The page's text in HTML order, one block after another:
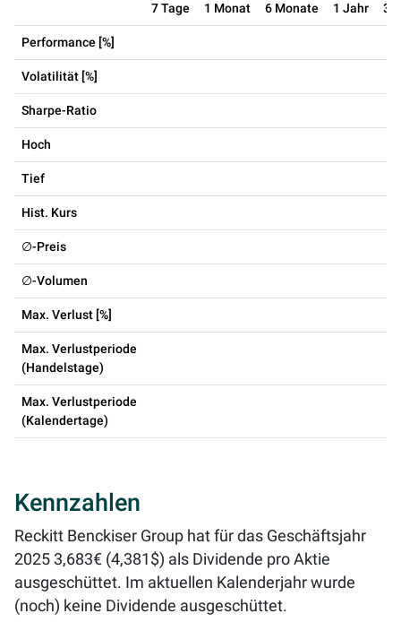
7 Tage 1 Monat 6 Monate 1 Jahr 3
Performance [%]
Volatilität [%]
Sharpe-Ratio
Hoch
Tief
Hist. Kurs
∅-Preis
∅-Volumen
Max. Verlust [%]
Max. Verlustperiode
(Handelstage)
Max. Verlustperiode
(Kalendertage)
Kennzahlen
Reckitt Benckiser Group hat für das Geschäftsjahr
2025 3,683€ (4,381$) als Dividende pro Aktie
ausgeschüttet. Im aktuellen Kalenderjahr wurde
(noch) keine Dividende ausgeschüttet.